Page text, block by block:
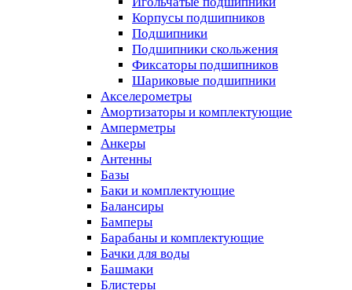
Корпусы подшипников
Подшипники
Подшипники скольжения
Фиксаторы подшипников
Шариковые подшипники
Акселерометры
Амортизаторы и комплектующие
Амперметры
Анкеры
Антенны
Базы
Баки и комплектующие
Балансиры
Бамперы
Барабаны и комплектующие
Бачки для воды
Башмаки
Блистеры